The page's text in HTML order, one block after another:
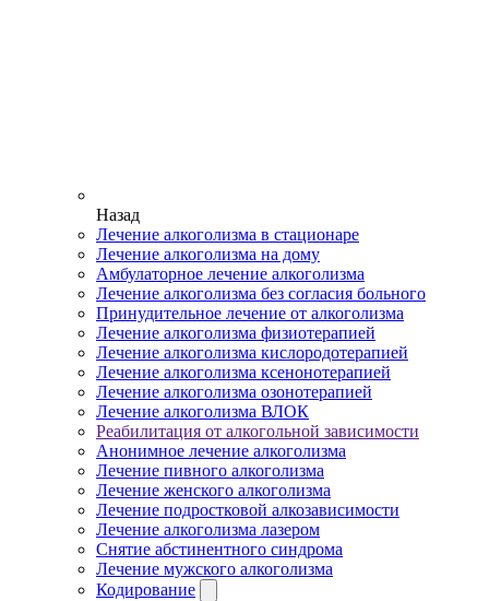
Назад
Лечение алкоголизма в стационаре
Лечение алкоголизма на дому
Амбулаторное лечение алкоголизма
Лечение алкоголизма без согласия больного
Принудительное лечение от алкоголизма
Лечение алкоголизма физиотерапией
Лечение алкоголизма кислородотерапией
Лечение алкоголизма ксенонотерапией
Лечение алкоголизма озонотерапией
Лечение алкоголизма ВЛОК
Реабилитация от алкогольной зависимости
Анонимное лечение алкоголизма
Лечение пивного алкоголизма
Лечение женского алкоголизма
Лечение подростковой алкозависимости
Лечение алкоголизма лазером
Снятие абстинентного синдрома
Лечение мужского алкоголизма
Кодирование